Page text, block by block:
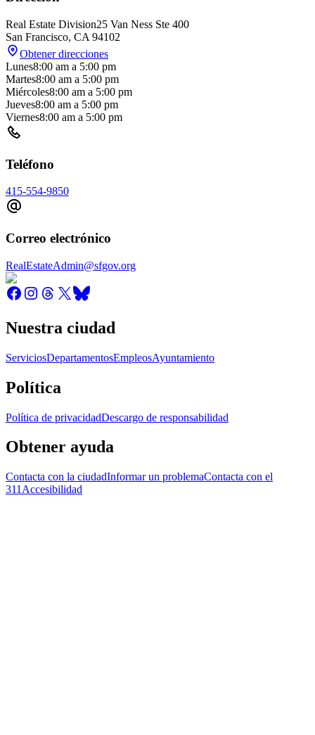
Real Estate Division25 Van Ness Ste 400
San Francisco, CA 94102
Obtener direcciones
Lunes8:00 am a 5:00 pm
Martes8:00 am a 5:00 pm
Miércoles8:00 am a 5:00 pm
Jueves8:00 am a 5:00 pm
Viernes8:00 am a 5:00 pm
Teléfono
415-554-9850
Correo electrónico
RealEstateAdmin@sfgov.org
Nuestra ciudad
ServiciosDepartamentosEmpleosAyuntamiento
Política
Política de privacidadDescargo de responsabilidad
Obtener ayuda
Contacta con la ciudadInformar un problemaContacta con el
311 Accesibilidad